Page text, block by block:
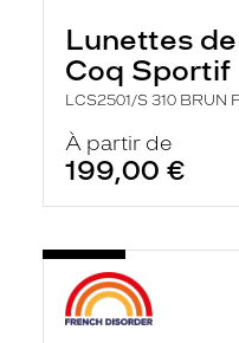
Lunettes
Coq Sportif
LCS2501/S 310 BRUN
À partir de
199,00 €